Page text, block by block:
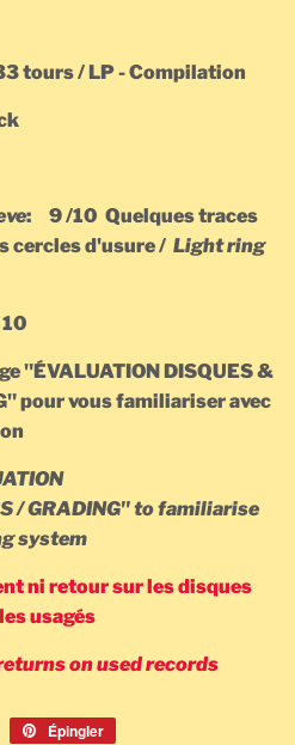
tours / LP - Compilation
: 9 /10 Quelques traces
cercles d'usure / Light ring
"ÉVALUATION DISQUES &
pour vous familiariser avec
/ GRADING" to familiarise
system
ni retoursur les disques
usagés
on used records
Tweeter
Épingler